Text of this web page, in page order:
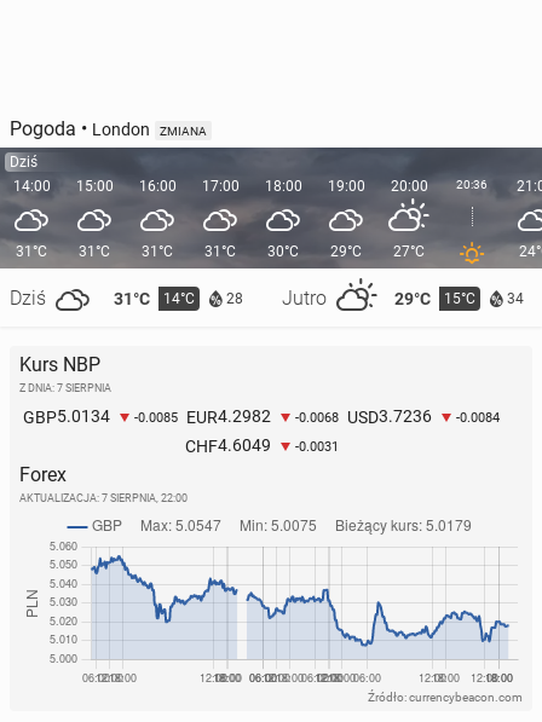
Pogoda • London ZMIANA
Dziś
14:00
31°C
Dziś 31°C 14°C 28 Jutro 29°C 15°C 34
15:00
31°C
16:00
31°C
17:00
31°C
18:00
30°C
19:00
29°C
20:00
27°C
20:36
Kurs NBP
Z DNIA: 7 SIERPNIA
GBP5.0134 -0.0085 EUR4.2982 -0.0068 USD3.7236 -0.0084
CHF4.6049 -0.0031
Forex
AKTUALIZACJA: 7 SIERPNIA, 22:00
Źródło: currencybeacon.com